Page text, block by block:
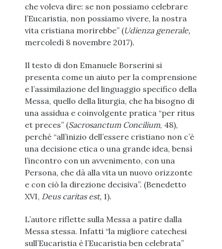
che voleva dire: se non possiamo celebrare
l’Eucaristia, non possiamo vivere, la nostra
vita cristiana morirebbe” (Udienza generale,
mercoledì 8 novembre 2017).
Il testo di don Emanuele Borserini si
presenta come un aiuto per la comprensione
e l’assimilazione del linguaggio specifico della
Messa, quello della liturgia, che ha bisogno di
una assidua e coinvolgente pratica “per ritus
et preces” (Sacrosanctum Concilium, 48),
perché “all’inizio dell’essere cristiano non c’è
una decisione etica o una grande idea, bensì
l’incontro con un avvenimento, con una
Persona, che dà alla vita un nuovo orizzonte
e con ciò la direzione decisiva”. (Benedetto
XVI, Deus caritas est,1).
L’autore riflette sulla Messa a patire dalla
Messa stessa. Infatti “la migliore catechesi
sull’Eucaristia è l’Eucaristia ben celebrata”